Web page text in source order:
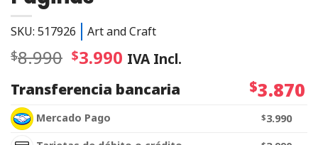
SKU: 517926 Art and Craft
$8.990 $3.990 IVA Incl.
Transferencia bancaria
$3.870
Mercado Pago $3.990